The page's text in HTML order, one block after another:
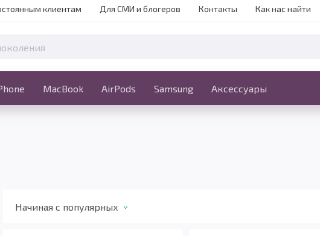
клиентам Для СМИ и блогеров Контакты Как нас найти
MacBook AirPods Samsung Аксессуары
iPhone MacBook Ещё
Начиная c популярных